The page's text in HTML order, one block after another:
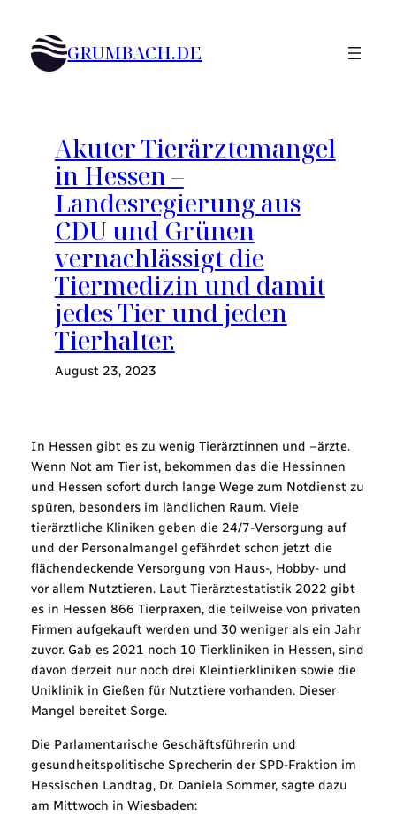
Inhalt
springen GRUMBACH.DE
Akuter Tierärztemangel
in Hessen –
Landesregierung aus
CDU und Grünen
vernachlässigt die
Tiermedizin und damit
jedes Tier und jeden
Tierhalter.
August 23, 2023
In Hessen gibt es zu wenig Tierärztinnen und –ärzte.
Wenn Not am Tier ist, bekommen das die Hessinnen
und Hessen sofort durch lange Wege zum Notdienst zu
spüren, besonders im ländlichen Raum. Viele
tierärztliche Kliniken geben die 24/7-Versorgung auf
und der Personalmangel gefährdet schon jetzt die
flächendeckende Versorgung von Haus-, Hobby- und
vor allem Nutztieren. Laut Tierärztestatistik 2022 gibt
es in Hessen 866 Tierpraxen, die teilweise von privaten
Firmen aufgekauft werden und 30 weniger als ein Jahr
zuvor. Gab es 2021 noch 10 Tierkliniken in Hessen, sind
davon derzeit nur noch drei Kleintierkliniken sowie die
Uniklinik in Gießen für Nutztiere vorhanden. Dieser
Mangel bereitet Sorge.
Die Parlamentarische Geschäftsführerin und
gesundheitspolitische Sprecherin der SPD-Fraktion im
Hessischen Landtag, Dr. Daniela Sommer, sagte dazu
am Mittwoch in Wiesbaden: